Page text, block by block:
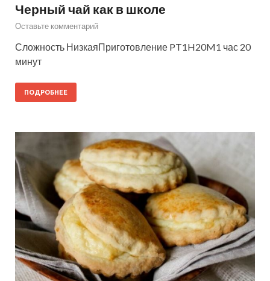
Черный чай как в школе
Оставьте комментарий
Сложность НизкаяПриготовление PT1H20M1 час 20
минут
ПОДРОБНЕЕ